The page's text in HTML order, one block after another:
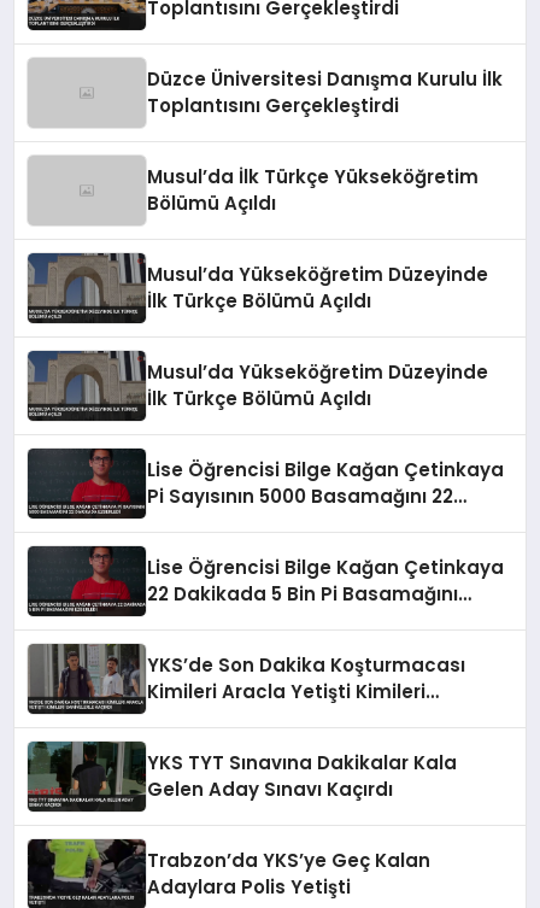
Toplantısını Gerçekleştirdi
Düzce Üniversitesi Danışma Kurulu İlk
Toplantısını Gerçekleştirdi
Musul’da İlk Türkçe Yükseköğretim
Bölümü Açıldı
Musul’da Yükseköğretim Düzeyinde
İlk Türkçe Bölümü Açıldı
Musul’da Yükseköğretim Düzeyinde
İlk Türkçe Bölümü Açıldı
Lise Öğrencisi Bilge Kağan Çetinkaya
Pi Sayısının 5000 Basamağını 22
Lise Öğrencisi Bilge Kağan Çetinkaya
22 Dakikada 5 Bin Pi Basamağını
YKS’de Son Dakika Koşturmacası
Kimileri Aracla Yetişti Kimileri
YKS TYT Sınavına Dakikalar Kala
Gelen Aday Sınavı Kaçırdı
Trabzon’da YKS’ye Geç Kalan
Adaylara Polis Yetişti